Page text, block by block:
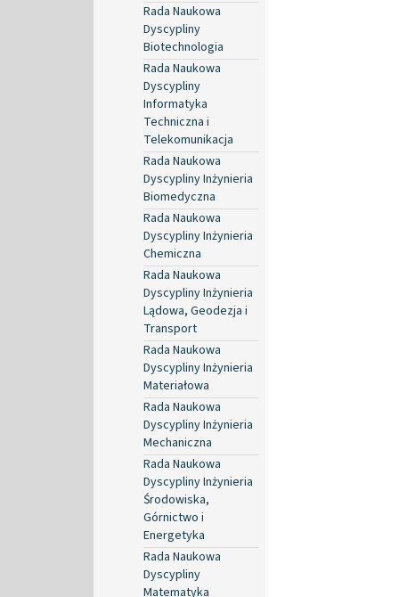
Rada Naukowa
Dyscypliny
Biotechnologia
Rada Naukowa
Dyscypliny
Informatyka
Techniczna i
Telekomunikacja
Rada Naukowa
Dyscypliny Inżynieria
Biomedyczna
Rada Naukowa
Dyscypliny Inżynieria
Chemiczna
Rada Naukowa
Dyscypliny Inżynieria
Lądowa, Geodezja i
Transport
Rada Naukowa
Dyscypliny Inżynieria
Materiałowa
Rada Naukowa
Dyscypliny Inżynieria
Mechaniczna
Rada Naukowa
Dyscypliny Inżynieria
Środowiska,
Górnictwo i
Energetyka
Rada Naukowa
Dyscypliny
Matematyka